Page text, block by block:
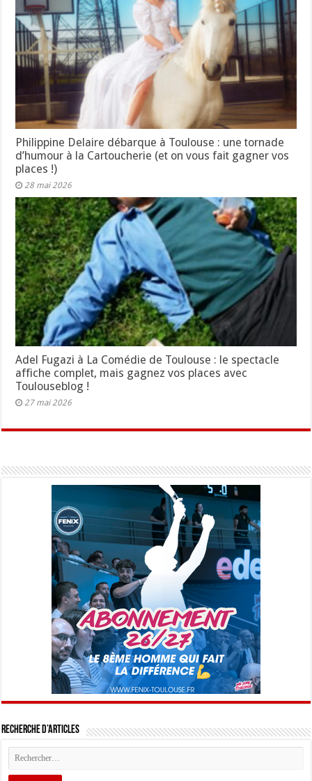
Philippine Delaire débarque à Toulouse : une tornade
d’humour à la Cartoucherie (et on vous fait gagner vos
places !)
28 mai 2026
Adel Fugazi à La Comédie de Toulouse : le spectacle
affiche complet, mais gagnez vos places avec
Toulouseblog !
27 mai 2026
Recherche d’articles